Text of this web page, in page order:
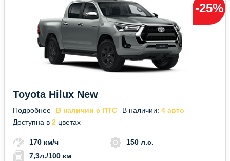
-25%
Toyota Hilux New
Подробнее В наличии с ПТС В наличии: 4 авто
Доступна в 2 цветах
170 км/ч
150 л.с.
7,3л./100 км